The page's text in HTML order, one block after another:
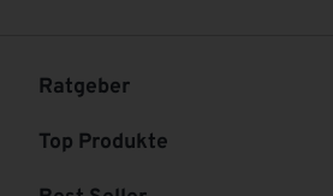
Ratgeber
Top Produkte